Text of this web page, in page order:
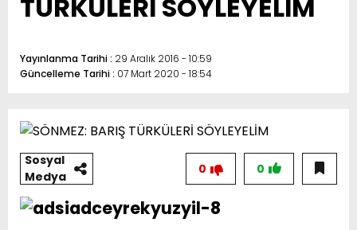
TÜRKÜLERİ SÖYLEYELİM
Yayınlanma Tarihi : 29 Aralık 2016 - 10:59
Güncelleme Tarihi : 07 Mart 2020 - 18:54
Sosyal
Medya
0
0